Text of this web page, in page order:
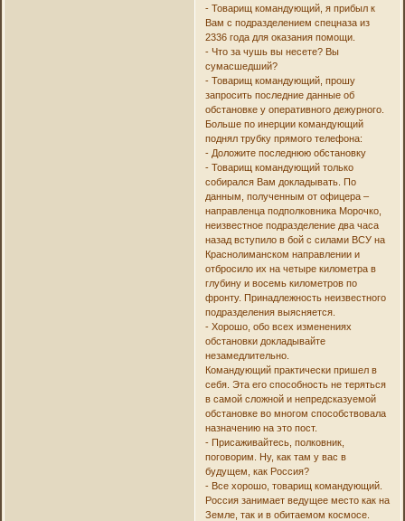
- Товарищ командующий, я прибыл к
Вам с подразделением спецназа из
2336 года для оказания помощи.
- Что за чушь вы несете? Вы
сумасшедший?
- Товарищ командующий, прошу
запросить последние данные об
обстановке у оперативного дежурного.
Больше по инерции командующий
поднял трубку прямого телефона:
- Доложите последнюю обстановку
- Товарищ командующий только
собирался Вам докладывать. По
данным, полученным от офицера –
направленца подполковника Морочко,
неизвестное подразделение два часа
назад вступило в бой с силами ВСУ на
Краснолиманском направлении и
отбросило их на четыре километра в
глубину и восемь километров по
фронту. Принадлежность неизвестного
подразделения выясняется.
- Хорошо, обо всех изменениях
обстановки докладывайте
незамедлительно.
Командующий практически пришел в
себя. Эта его способность не теряться
в самой сложной и непредсказуемой
обстановке во многом способствовала
назначению на это пост.
- Присаживайтесь, полковник,
поговорим. Ну, как там у вас в
будущем, как Россия?
- Все хорошо, товарищ командующий.
Россия занимает ведущее место как на
Земле, так и в обитаемом космосе.